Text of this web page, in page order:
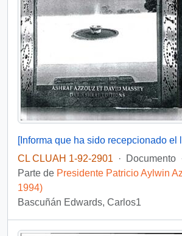
CL CLUAH 1-92-2901
· Documento
Parte de Presidente Patricio Aylwin
1994)
Bascuñán Edwards, Carlos1